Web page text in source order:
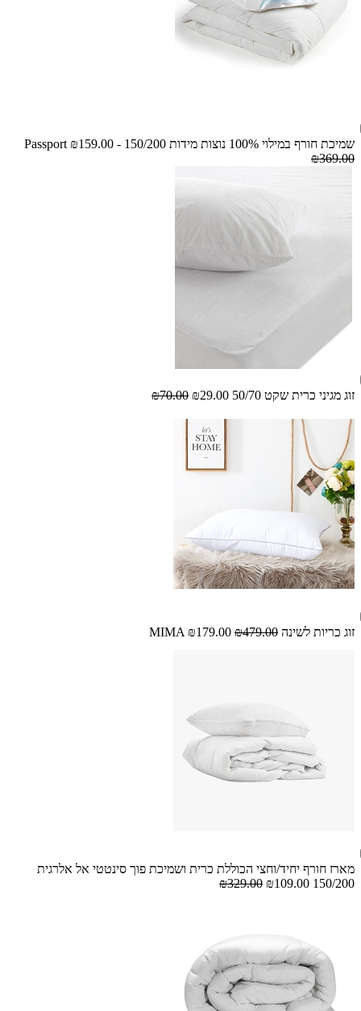
שמיכת חורף במילוי 100% נוצות מידות 150/200 - Passport
₪159.00
₪369.00
זוג מגיני כרית שקט 50/70 ₪29.00
₪70.00
זוג כריות לשינה MIMA ₪179.00 ₪479.00
מארז חורף יחיד/וחצי הכוללת כרית ושמיכת פוך סינטטי אל אלרגית
150/200
₪109.00
₪329.00